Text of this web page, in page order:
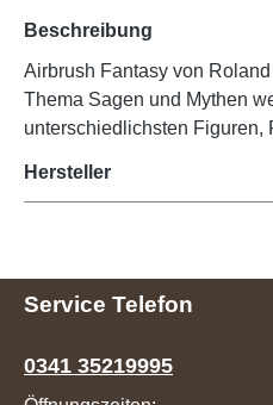
Beschreibung
Airbrush Fantasy von
Thema Sagen und Mythen
unterschiedlichsten
Hersteller
Service Telefon
0341 35219995